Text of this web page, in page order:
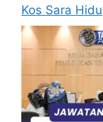
Kos Sara